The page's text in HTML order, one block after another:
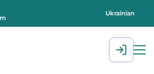
Ukrainian